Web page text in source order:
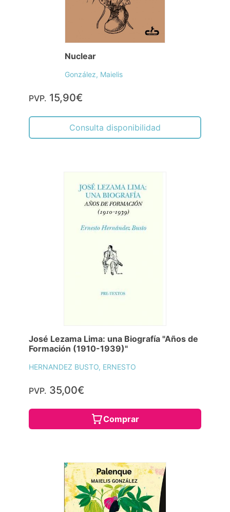
Nuclear
González, Maielis
PVP. 15,90€
Consulta disponibilidad
José Lezama Lima: una Biografía "Años de
Formación (1910-1939)"
HERNANDEZ BUSTO, ERNESTO
PVP. 35,00€
Comprar